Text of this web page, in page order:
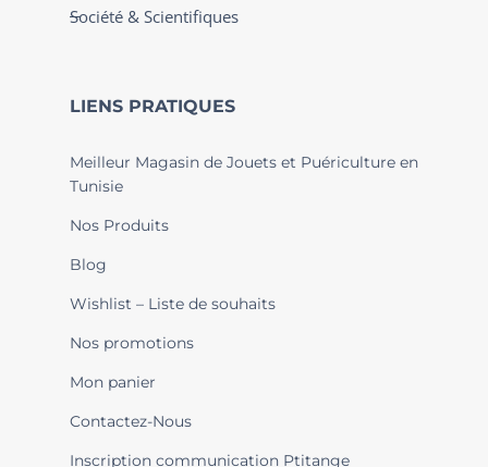
Société & Scientifiques
LIENS PRATIQUES
Meilleur Magasin de Jouets et Puériculture en
Tunisie
Nos Produits
Blog
Wishlist – Liste de souhaits
Nos promotions
Mon panier
Contactez-Nous
Inscription communication Ptitange